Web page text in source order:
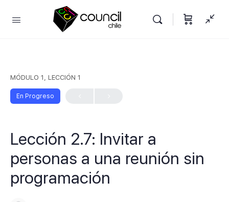
MÓDULO 1, LECCIÓN 1
En Progreso
Lección 2.7: Invitar a
personas a una reunión sin
programación